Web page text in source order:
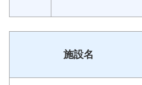
施設名